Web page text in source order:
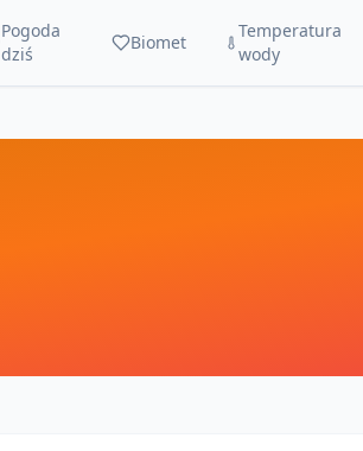
Pogoda
dziś
Biomet
Temperatura
wody